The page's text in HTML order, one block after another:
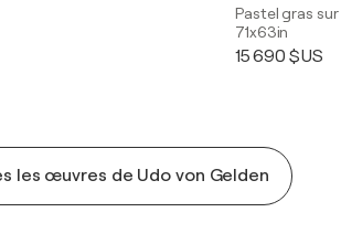
Pastel gras sur
71x63in
15 690 $US
les œuvres de Udo von Gelden